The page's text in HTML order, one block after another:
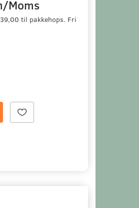
Moms
til pakkehops. Fri